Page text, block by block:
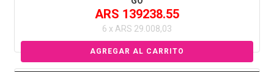
ARS 139238.55
6 x ARS 29.008,03